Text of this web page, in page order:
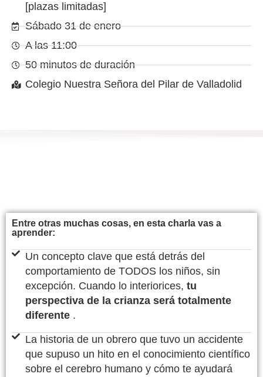
[plazas limitadas]
Sábado 31 de enero
A las 11:00
50 minutos de duración
Colegio Nuestra Señora del Pilar de Valladolid
Entre otras muchas cosas, en esta charla vas a
aprender:
Un concepto clave que está detrás del
comportamiento de TODOS los niños, sin
excepción. Cuando lo interiorices, tu
perspectiva de la crianza será totalmente
diferente .
La historia de un obrero que tuvo un accidente
que supuso un hito en el conocimiento científico
sobre el cerebro humano y cómo te ayudará